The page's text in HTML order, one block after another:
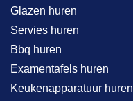
Glazen huren
Servies huren
Bbq huren
Examentafels huren
Keukenapparatuur huren